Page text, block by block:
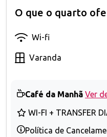
O que o quarto
Wi-fi
Varanda
Café da Manhã Ver
WI-FI + TRANSFER
Política de